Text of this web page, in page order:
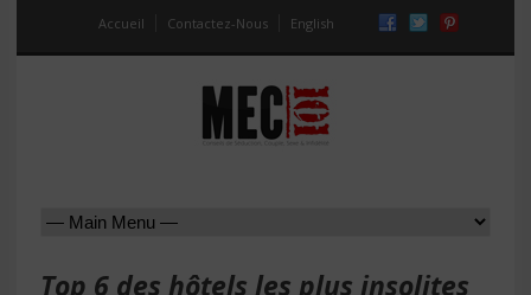
Accueil Contactez-Nous English
Top 6 des hôtels les plus insolites